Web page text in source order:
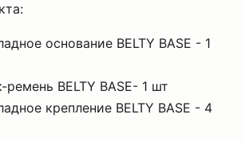
основание BELTY BASE - 1
ремень BELTY BASE- 1 шт
крепление BELTY BASE - 4